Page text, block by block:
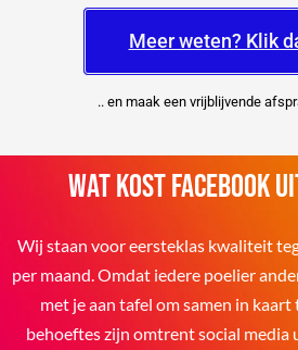
Meer weten? Klik
.. en maak een vrijblijvende
Wat kost Facebook
Wij staan voor eersteklas kwaliteit
per maand. Omdat iedere poelier
met je aan tafel om samen in
behoeftes zijn omtrent social